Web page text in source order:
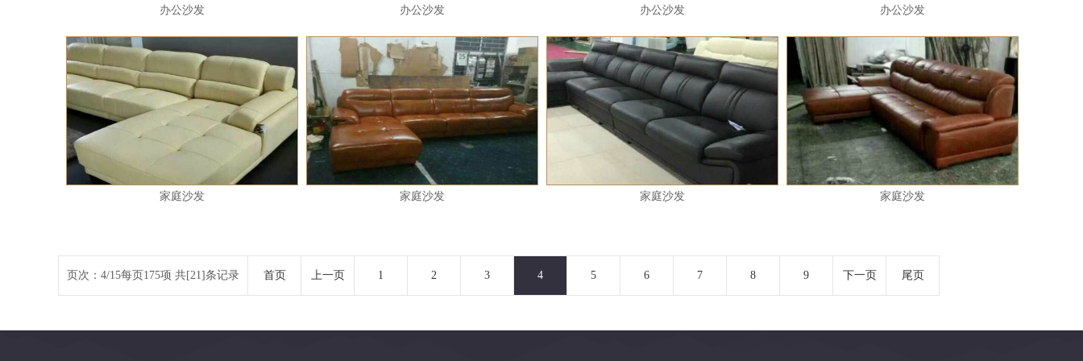
办公沙发 办公沙发 办公沙发 办公沙发
家庭沙发 家庭沙发 家庭沙发 家庭沙发
页次：4/15每页175项 共[21]条记录 首页 上一页 1 2 3 4 5 6 7 8 9 下一页 尾页